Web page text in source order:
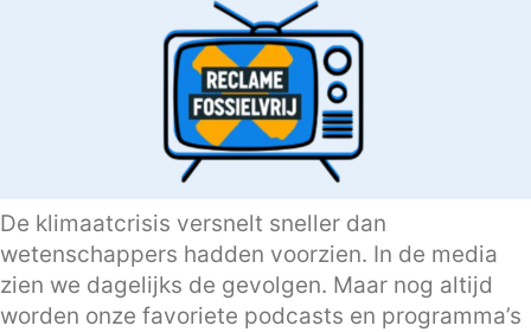
De klimaatcrisis versnelt sneller dan
wetenschappers hadden voorzien. In de media
zien we dagelijks de gevolgen. Maar nog altijd
worden onze favoriete podcasts en programma’s